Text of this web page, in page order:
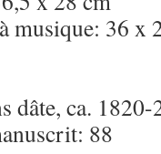
musique: 36 x
dâte, ca. 1820-
88